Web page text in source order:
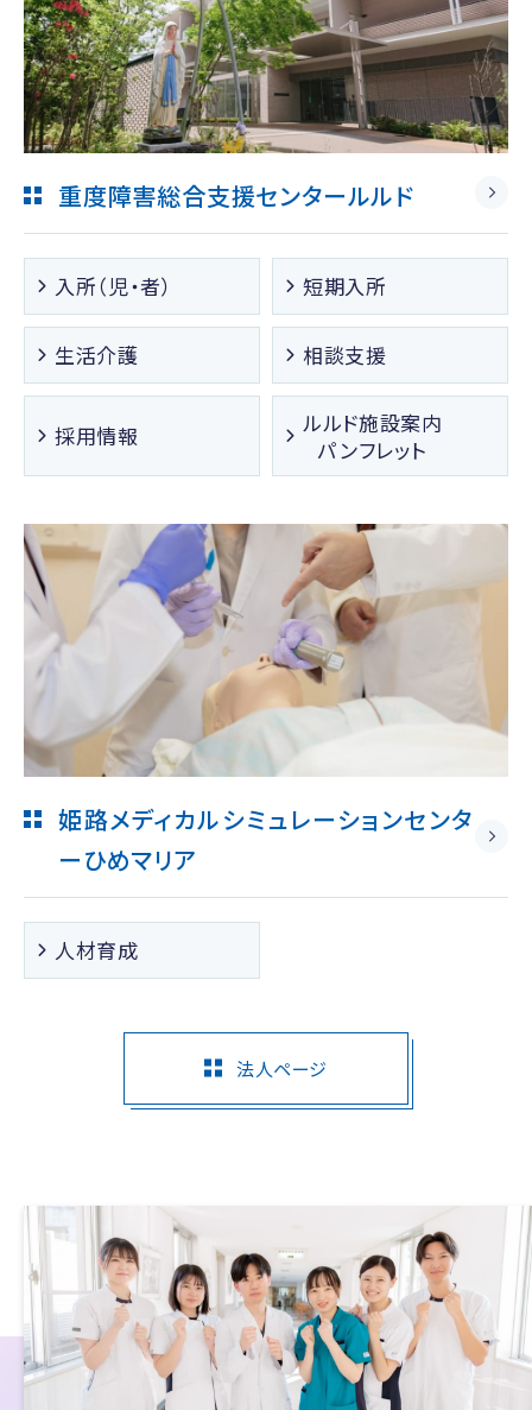
重度障害総合支援センタールルド
入所（児・者） 短期入所
生活介護 相談支援
採用情報
ルルド施設案内
パンフレット
姫路メディカルシミュレーションセンタ
ーひめマリア
人材育成
法人ページ